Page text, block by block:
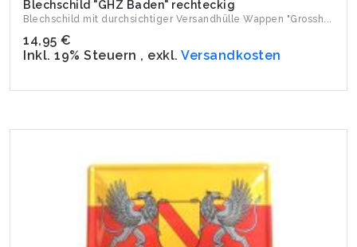
Blechschild "GHZ Baden" rechteckig
Blechschild mit durchsichtiger Versandhülle Wappen "Grossh...
14,95 €
Inkl. 19% Steuern , exkl. Versandkosten